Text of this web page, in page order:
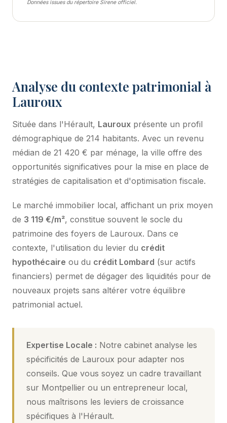
Analyse du contexte patrimonial à
Lauroux
Située dans l'Hérault, Lauroux présente un profil
démographique de 214 habitants. Avec un revenu
médian de 21 420 € par ménage, la ville offre des
opportunités significatives pour la mise en place de
stratégies de capitalisation et d'optimisation fiscale.
Le marché immobilier local, affichant un prix moyen
de 3 119 €/m², constitue souvent le socle du
patrimoine des foyers de Lauroux. Dans ce
contexte, l'utilisation du levier du crédit
hypothécaire ou du crédit Lombard (sur actifs
financiers) permet de dégager des liquidités pour de
nouveaux projets sans altérer votre équilibre
patrimonial actuel.
Expertise Locale : Notre cabinet analyse les
spécificités de Lauroux pour adapter nos
conseils. Que vous soyez un cadre travaillant
sur Montpellier ou un entrepreneur local,
nous maîtrisons les leviers de croissance
spécifiques à l'Hérault.
Données issues du répertoire Sirene officiel.